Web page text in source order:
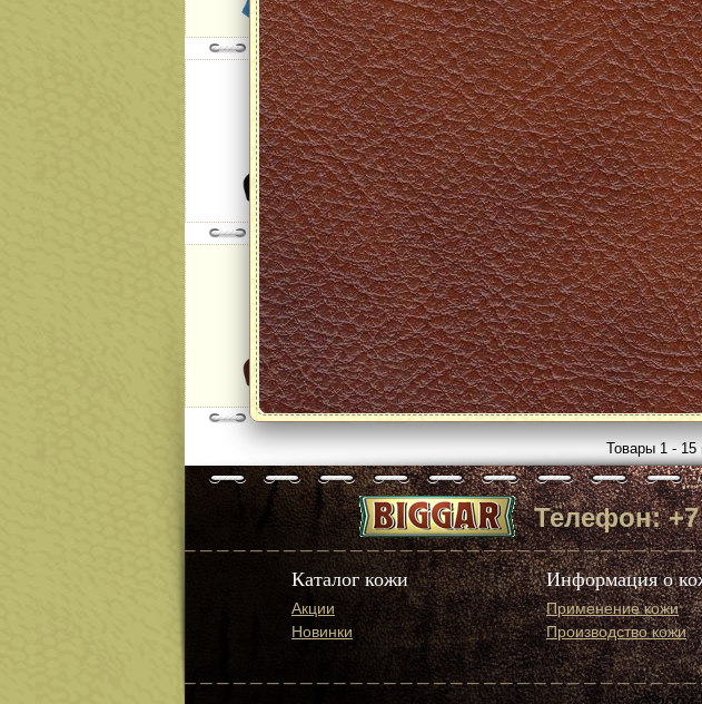
Модель:
Formula 84
далее
Модель:
Nappa Le Mans
col.Light Brown
далее
Товары 1 - 15
Телефон: +7
Каталог кожи
Акции
Новинки
Информация о
Применение кожи
Производство кожи